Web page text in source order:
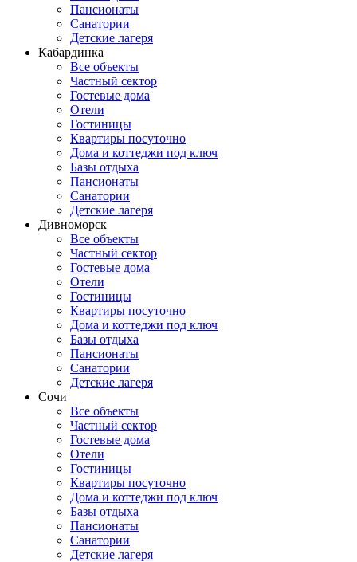
Пансионаты
Санатории
Детские лагеря
Кабардинка
Все объекты
Частный сектор
Гостевые дома
Отели
Гостиницы
Квартиры посуточно
Дома и коттеджи под ключ
Базы отдыха
Пансионаты
Санатории
Детские лагеря
Дивноморск
Все объекты
Частный сектор
Гостевые дома
Отели
Гостиницы
Квартиры посуточно
Дома и коттеджи под ключ
Базы отдыха
Пансионаты
Санатории
Детские лагеря
Сочи
Все объекты
Частный сектор
Гостевые дома
Отели
Гостиницы
Квартиры посуточно
Дома и коттеджи под ключ
Базы отдыха
Пансионаты
Санатории
Детские лагеря